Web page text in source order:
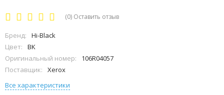
(0) Оставить отзыв
Бренд:
Hi-Black
Цвет:
BK
Оригинальный номер:
106R04057
Поставщик:
Xerox
Все характеристики